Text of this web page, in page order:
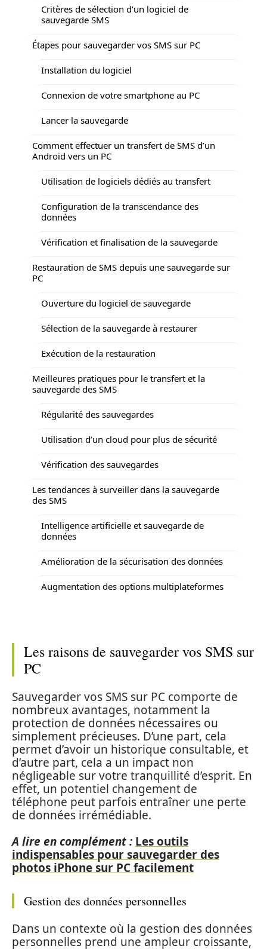
Critères de sélection d’un logiciel de
sauvegarde SMS
Étapes pour sauvegarder vos SMS sur PC
Installation du logiciel
Connexion de votre smartphone au PC
Lancer la sauvegarde
Comment effectuer un transfert de SMS d’un
Android vers un PC
Utilisation de logiciels dédiés au transfert
Configuration de la transcendance des
données
Vérification et finalisation de la sauvegarde
Restauration de SMS depuis une sauvegarde sur
PC
Ouverture du logiciel de sauvegarde
Sélection de la sauvegarde à restaurer
Exécution de la restauration
Meilleures pratiques pour le transfert et la
sauvegarde des SMS
Régularité des sauvegardes
Utilisation d’un cloud pour plus de sécurité
Vérification des sauvegardes
Les tendances à surveiller dans la sauvegarde
des SMS
Intelligence artificielle et sauvegarde de
données
Amélioration de la sécurisation des données
Augmentation des options multiplateformes
Les raisons de sauvegarder vos SMS sur
PC
Sauvegarder vos SMS sur PC comporte de
nombreux avantages, notamment la
protection de données nécessaires ou
simplement précieuses. D’une part, cela
permet d’avoir un historique consultable, et
d’autre part, cela a un impact non
négligeable sur votre tranquillité d’esprit. En
effet, un potentiel changement de
téléphone peut parfois entraîner une perte
de données irrémédiable.
A lire en complément : Les outils
indispensables pour sauvegarder des
photos iPhone sur PC facilement
Gestion des données personnelles
Dans un contexte où la gestion des données
personnelles prend une ampleur croissante,